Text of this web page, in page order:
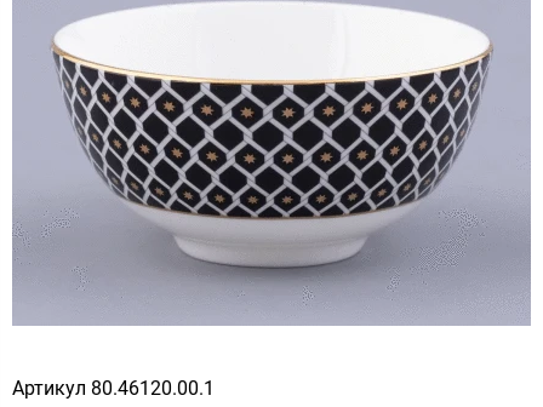
Артикул 80.46120.00.1